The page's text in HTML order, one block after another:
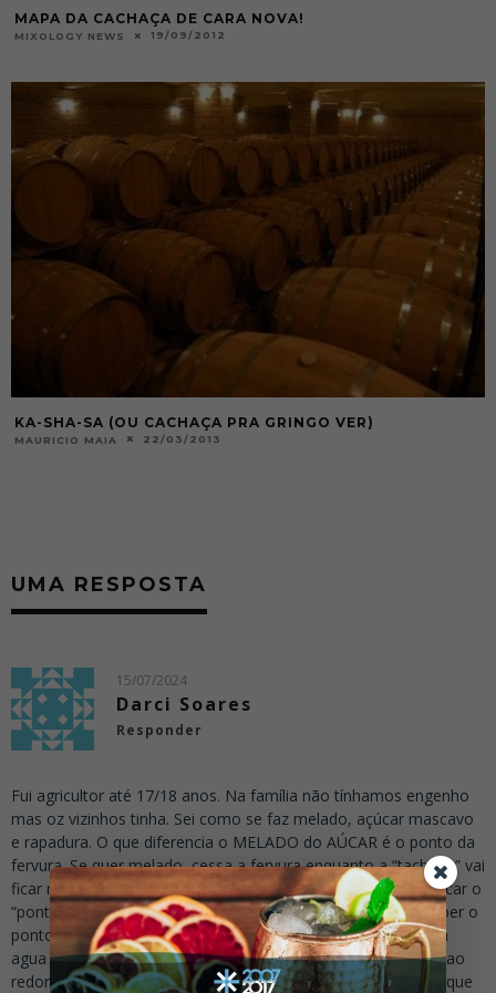
MAPA DA CACHAÇA DE CARA NOVA!
MIXOLOGY NEWS 19/09/2012
KA-SHA-SA (OU CACHAÇA PRA GRINGO VER)
MAURICIO MAIA 22/03/2013
UMA RESPOSTA
15/07/2024
Darci Soares
Responder
Fui agricultor até 17/18 anos. Na família não tínhamos engenho
mas oz vizinhos tinha. Sei como se faz melado, açúcar mascavo
e rapadura. O que diferencia o MELADO do AÚCAR é o ponto da
fervura. Se quer melado, cessa a fervura enquanto a “tachada” vai
ficar naquele estado viscoso que é o melado. Para fazer açúcar o
“ponto” exige um pouco mais de fervura. Na pratica para saber o
ponto certo, se introduz uma pá no tacho, tira, mergulha em
agua fria. Quando se tira a pá do recipiente frio, o conteúdo ao
redor da pá sai cristalizado; está no ponto do açúcar; Penso que